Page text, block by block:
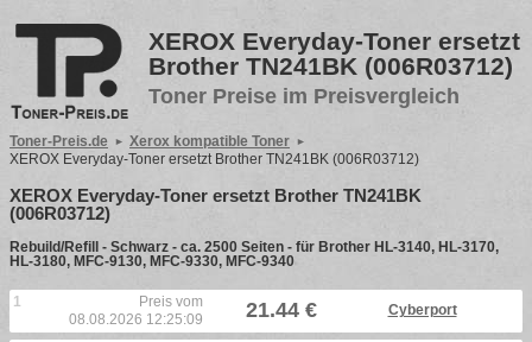
XEROX Everyday-Toner ersetzt
Brother TN241BK (006R03712)
Toner Preise im Preisvergleich
Toner-Preis.de
Xerox kompatible Toner
XEROX Everyday-Toner ersetzt Brother TN241BK (006R03712)
XEROX Everyday-Toner ersetzt Brother TN241BK
(006R03712)
Rebuild/Refill - Schwarz - ca. 2500 Seiten - für Brother HL-3140, HL-3170,
HL-3180, MFC-9130, MFC-9330, MFC-9340
1
Preis vom
08.08.2026 12:25:09
21.44 € Cyberport